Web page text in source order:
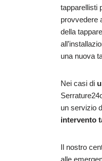
tapparellisti
provvedere
della
una nuova
Nei casi di
un servizio
intervento
Il nostro
alle